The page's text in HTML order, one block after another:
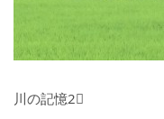
川の記憶2⃣